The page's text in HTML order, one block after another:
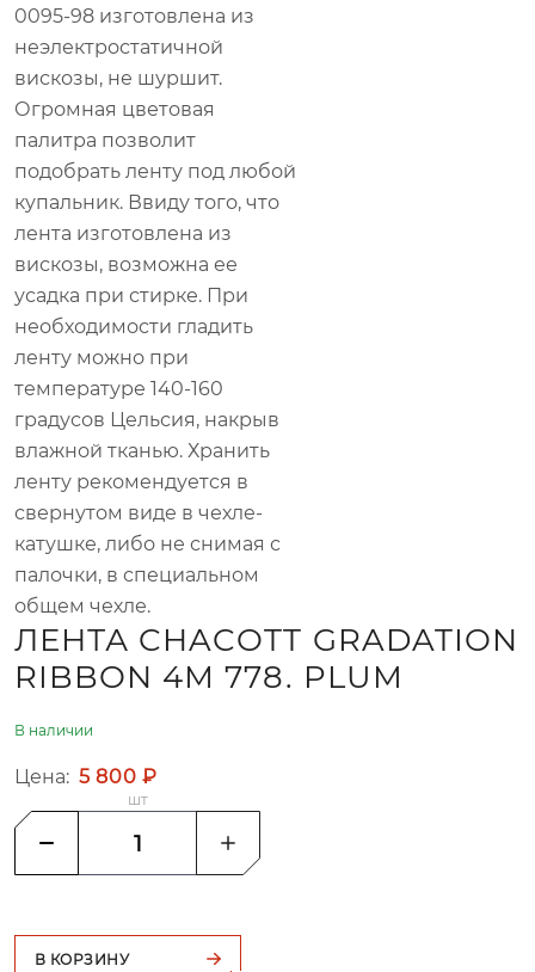
0095-98 изготовлена из
неэлектростатичной
вискозы, не шуршит.
Огромная цветовая
палитра позволит
подобрать ленту под любой
купальник. Ввиду того, что
лента изготовлена из
вискозы, возможна ее
усадка при стирке. При
необходимости гладить
ленту можно при
температуре 140-160
градусов Цельсия, накрыв
влажной тканью. Хранить
ленту рекомендуется в
свернутом виде в чехле-
катушке, либо не снимая с
палочки, в специальном
общем чехле.
ЛЕНТА CHACOTT GRADATION
RIBBON 4М 778. PLUM
В наличии
Цена: 5 800 ₽
шт
В КОРЗИНУ